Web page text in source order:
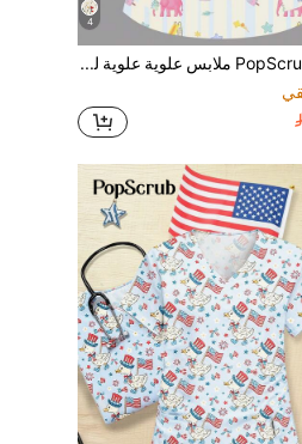
4
PopScrub ملابس علوية علوية لزي الممرضة والطبيبة للنساء بطبعة حيوانات كرتونية لطيفة، صيفية للمستشفى بياقة V وأكمام قصيرة وجيوب مزدوجة، ملابس عمل للعناية بالحيوانات الأليفة والمعامل